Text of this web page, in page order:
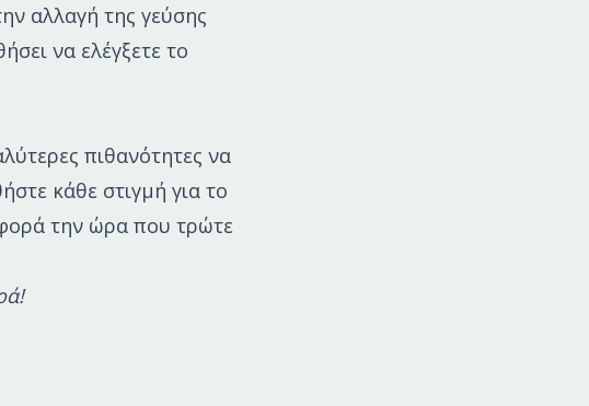
αλλαγή της γεύσης
να ελέγξετε το
πιθανότητες να
κάθε στιγμή για το
την ώρα που τρώτε